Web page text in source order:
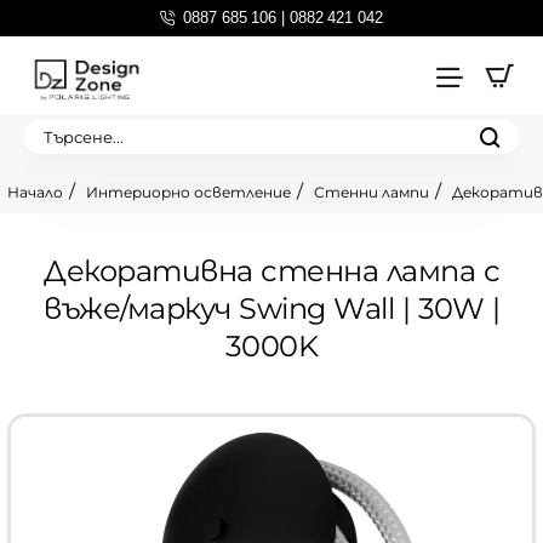
0887 685 106 | 0882 421 042
Търсене...
Декоративна стенна лампа с
въже/маркуч Swing Wall | 30W |
3000K
Интериорно осветление Стенни лампи